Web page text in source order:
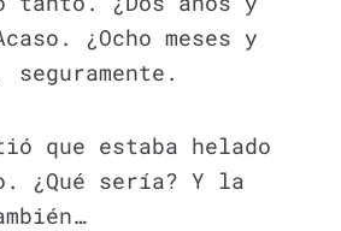
¿Ocho meses y
que estaba helado
¿Qué sería? Y la